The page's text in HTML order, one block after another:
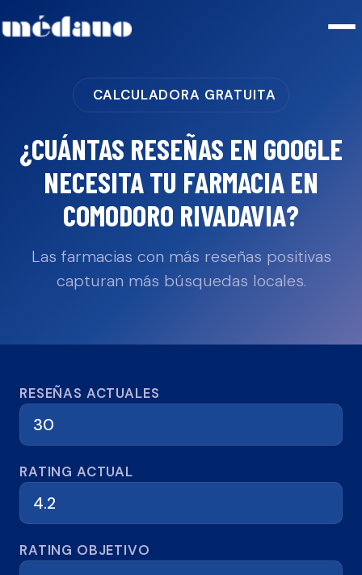
CALCULADORA GRATUITA
¿CUÁNTAS RESEÑAS EN GOOGLE
NECESITA TU FARMACIA EN
COMODORO RIVADAVIA?
Las farmacias con más reseñas positivas
capturan más búsquedas locales.
Calculadora de reseñas
RESEÑAS ACTUALES
RATING ACTUAL
RATING OBJETIVO